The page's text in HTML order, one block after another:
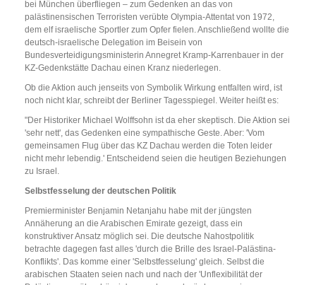
bei München überfliegen – zum Gedenken an das von
palästinensischen Terroristen verübte Olympia-Attentat von 1972,
dem elf israelische Sportler zum Opfer fielen. Anschließend wollte die
deutsch-israelische Delegation im Beisein von
Bundesverteidigungsministerin Annegret Kramp-Karrenbauer in der
KZ-Gedenkstätte Dachau einen Kranz niederlegen.
Ob die Aktion auch jenseits von Symbolik Wirkung entfalten wird, ist
noch nicht klar, schreibt der Berliner Tagesspiegel. Weiter heißt es:
"Der Historiker Michael Wolffsohn ist da eher skeptisch. Die Aktion sei
'sehr nett', das Gedenken eine sympathische Geste. Aber: 'Vom
gemeinsamen Flug über das KZ Dachau werden die Toten leider
nicht mehr lebendig.' Entscheidend seien die heutigen Beziehungen
zu Israel.
Selbstfesselung der deutschen Politik
Premierminister Benjamin Netanjahu habe mit der jüngsten
Annäherung an die Arabischen Emirate gezeigt, dass ein
konstruktiver Ansatz möglich sei. Die deutsche Nahostpolitik
betrachte dagegen fast alles 'durch die Brille des Israel-Palästina-
Konflikts'. Das komme einer 'Selbstfesselung' gleich. Selbst die
arabischen Staaten seien nach und nach der 'Unflexibilität der